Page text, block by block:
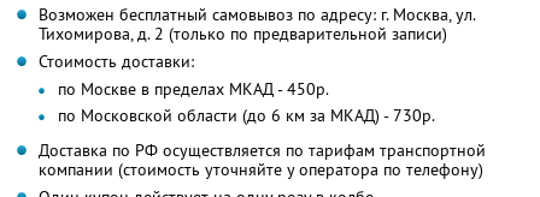
Возможен бесплатный самовывоз по адресу: г. Москва, ул.
Тихомирова, д. 2 (только по предварительной записи)
Стоимость доставки:
по Москве в пределах МКАД - 450р.
по Московской области (до 6 км за МКАД) - 730р.
Доставка по РФ осуществляется по тарифам транспортной
компании (стоимость уточняйте у оператора по телефону)